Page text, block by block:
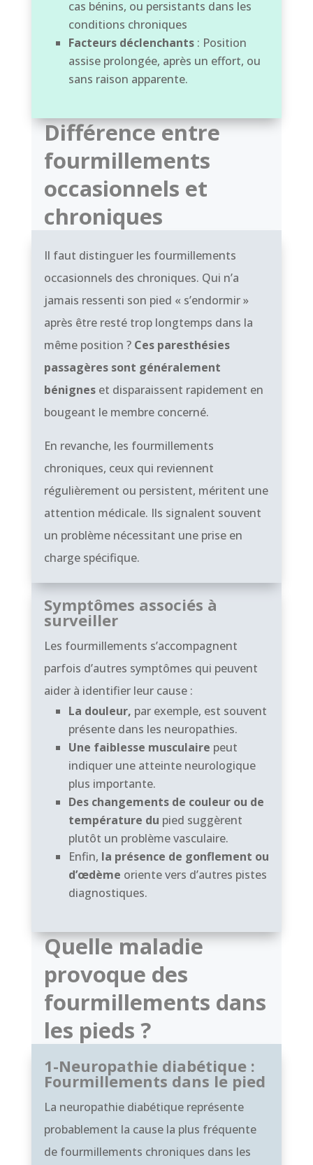
cas bénins, ou persistants dans les
conditions chroniques
Facteurs déclenchants: Position
assise prolongée, après un effort, ou
sans raison apparente.
Différence entre
fourmillements
occasionnels et
chroniques
Il faut distinguer les fourmillements
occasionnels des chroniques. Qui n’a
jamais ressenti son pied « s’endormir »
après être resté trop longtemps dans la
même position ? Ces paresthésies
passagères sont généralement
bénigneset disparaissent rapidement en
bougeant le membre concerné.
En revanche, les fourmillements
chroniques, ceux qui reviennent
régulièrement ou persistent, méritent une
attention médicale. Ils signalent souvent
un problème nécessitant une prise en
charge spécifique.
Symptômes associés à
surveiller
Les fourmillements s’accompagnent
parfois d’autres symptômes qui peuvent
aider à identifier leur cause :
La douleur, par exemple, est souvent
présente dans les neuropathies.
Une faiblesse musculaire peut
indiquer une atteinte neurologique
plus importante.
Des changements de couleur ou de
température du pied suggèrent
plutôt un problème vasculaire.
Enfin, la présence de gonflement ou
d’œdème oriente vers d’autres pistes
diagnostiques.
Quelle maladie
provoque des
fourmillements dans
les pieds ?
1-Neuropathie diabétique :
Fourmillements dans le pied
La neuropathie diabétique représente
probablement la cause la plus fréquente
de fourmillements chroniques dans les